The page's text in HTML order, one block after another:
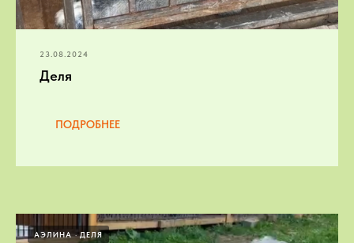
23.08.2024
Деля
ПОДРОБНЕЕ
АЭЛИНА ДЕЛЯ